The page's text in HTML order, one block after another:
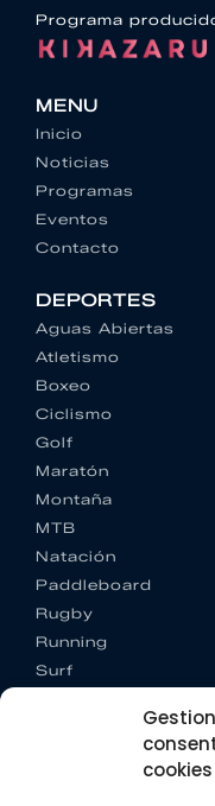
cookies
Programa
MENU
Inicio
Noticias
Programas
Eventos
Contacto
DEPORTES
Aguas Abiertas
Atletismo
Boxeo
Ciclismo
Golf
Maratón
Montaña
MTB
Natación
Paddleboard
Rugby
Running
Surf
CONTACTO